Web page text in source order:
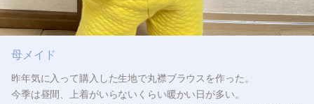
母メイド
昨年気に入って購入した生地で丸襟ブラウスを作った。
今季は昼間、上着がいらないくらい暖かい日が多い。